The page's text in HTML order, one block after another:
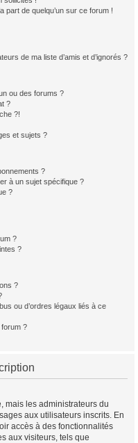
part de quelqu’un sur ce forum !
de ma liste d’amis et d’ignorés ?
ou des forums ?
?
?!
et sujets ?
?
à un sujet spécifique ?
?
?
?
?
ou d’ordres légaux liés à ce
?
mais les administrateurs du
aux utilisateurs inscrits. En
accès à des fonctionnalités
aux visiteurs, tels que